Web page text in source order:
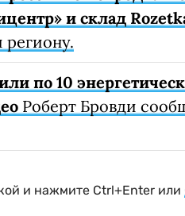
и склад
региону.
по 10
Роберт Бровди
и нажмите Ctrl+Enter или